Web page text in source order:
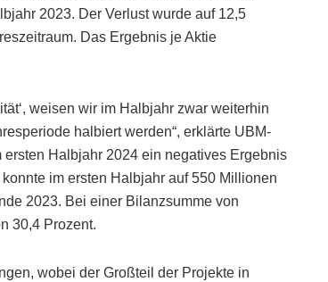
2023. Der Verlust wurde auf 12,5
Das Ergebnis je Aktie
weisen wir im Halbjahr zwar weiterhin
halbiert werden“, erklärte UBM-
Halbjahr 2024 ein negatives Ergebnis
im ersten Halbjahr auf 550 Millionen
2023. Bei einer Bilanzsumme von
30,4 Prozent.
wobei der Großteil der Projekte in